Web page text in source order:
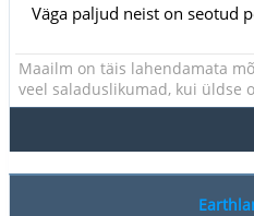
Väga paljud neist on seotud
Maailm on täis lahendamata
veel saladuslikumad, kui üldse